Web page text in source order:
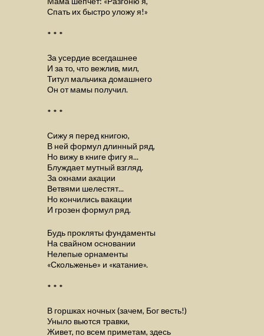
Спать их быстро уложу я!»
* * *
За усердие всегдашнее
И за то, что вежлив, мил,
Титул мальчика домашнего
Он от мамы получил.
* * *
Сижу я перед книгою,
В ней формул длинный ряд,
Но вижу в книге фигу я...
Блуждает мутный взгляд.
За окнами акации
Ветвями шелестят...
Но кончились вакации
И грозен формул ряд.
Будь прокляты фундаменты
На свайном основании
Нелепые орнаменты
«Скольженье» и «катание».
* * *
В горшках ночных (зачем, Бог весть!)
Уныло вьются травки,
Живет, по всем приметам, здесь